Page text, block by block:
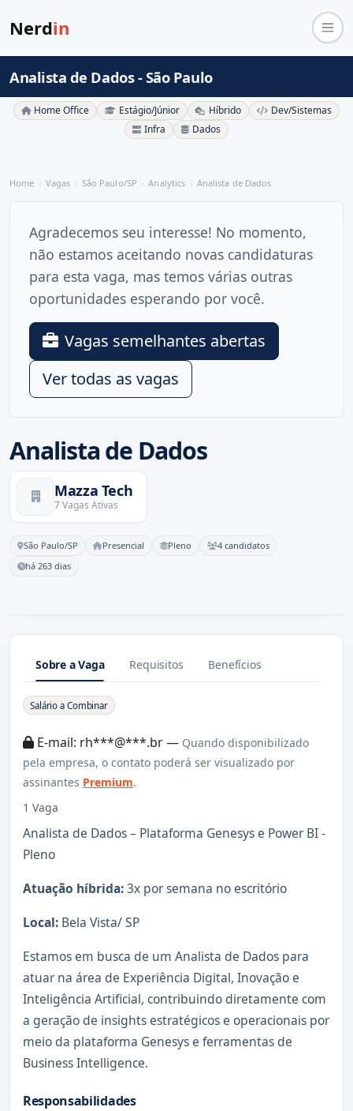
Nerdin
Analista de Dados - São Paulo
Home Office Estágio/Júnior Híbrido
Dev/Sistemas
Infra
Dados
Home Vagas São Paulo/SP Analytics Analista de Dados
Analista de Dados
Mazza Tech
7 Vagas Ativas
São Paulo/SP Presencial Pleno
4 candidatos
há 263 dias
Agradecemos seu interesse! No momento,
não estamos aceitando novas candidaturas
para esta vaga, mas temos várias outras
oportunidades esperando por você.
Vagas semelhantes abertas
Ver todas as vagas
Sobre a Vaga Requisitos Benefícios
Sobre a Vaga
Salário a Combinar
E-mail: rh***@***.br — Quando disponibilizado
pela empresa, o contato poderá ser visualizado por
assinantes Premium.
1 Vaga
Analista de Dados – Plataforma Genesys e Power BI -
Pleno
Atuação híbrida:3x por semana no escritório
Local: Bela Vista/ SP
Estamos em busca de um Analista de Dados para
atuar na área de Experiência Digital, Inovação e
Inteligência Artificial, contribuindo diretamente com
a geração de insights estratégicos e operacionais por
meio da plataforma Genesys e ferramentas de
Business Intelligence.
Responsabilidades